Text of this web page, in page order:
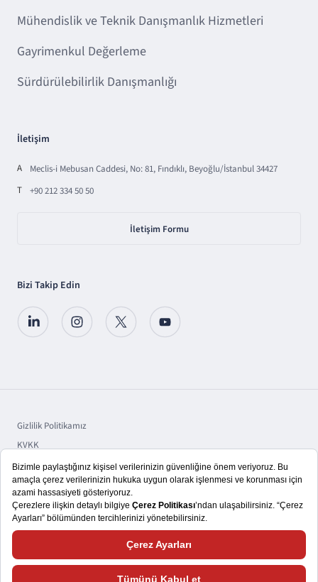
Mühendislik ve Teknik Danışmanlık Hizmetleri
Gayrimenkul Değerleme
Sürdürülebilirlik Danışmanlığı
İletişim
A
Meclis-i Mebusan Caddesi, No: 81, Fındıklı, Beyoğlu/İstanbul 34427
T
+90 212 334 50 50
İletişim Formu
Bizi Takip Edin
Gizlilik Politikamız
KVKK
Sorumluluk
Bilgi Toplumu Hizmetleri
Size daha iyi bir kullanıcı deneyimi yaşatmayı hedefliyoruz. Bu nedenle,
çerezlerden ve web sitemizle nasıl etkileşimde bulunduğunuza ilişkin verileri